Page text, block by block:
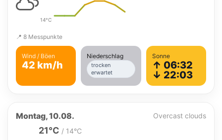
14°C
📍 8 Messpunkte
Wind / Böen
42 km/h
Niederschlag
trocken
erwartet
Sonne
↑ 06:32
↓ 22:03
Montag, 10.08. Overcast clouds
21°C / 14°C